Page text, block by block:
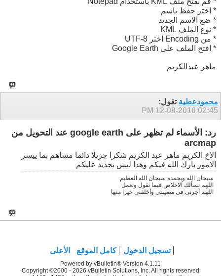
* اختر حفظ باسم
* ضع الاسم الجديد
* نوع الملف KML
* من Encoding اختر UTF-8
* افتح الملف على Google Earth
ماهر عبدالكريم
محمودعطية تقول:
12-08-2010 02:45 PM
رد: الأسماء لم تظهر على google earth عند التحويل من
arcmap
الاخ الكريم ماهر عبد الكريم شكرا جزيلا دائما مساهم بما ييسر
الامور بارك الله فيكم وهذا ليس بجديد عليكم
سبحان الله وبحمده سبحان الله العظيم
اللهم نسألك الاخلاص فيما نقول ونعمل
اللهم أجرنى فى مصيبتى وأخلفنى خيرا منها
تسجيل الدخول كامل الموقع الأعلى
Powered by vBulletin® Version 4.1.11
Copyright ©2000 - 2026 vBulletin Solutions, Inc. All rights reserved